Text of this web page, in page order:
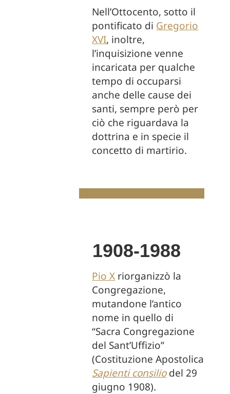
Nell’Ottocento, sotto il
pontificato di Gregorio
XVI, inoltre,
l’inquisizione venne
incaricata per qualche
tempo di occuparsi
anche delle cause dei
santi, sempre però per
ciò che riguardava la
dottrina e in specie il
concetto di martirio.
1908-1988
Pio X riorganizzò la
Congregazione,
mutandone l’antico
nome in quello di
“Sacra Congregazione
del Sant’Uffizio”
(Costituzione Apostolica
Sapienti consiliodel 29
giugno 1908).